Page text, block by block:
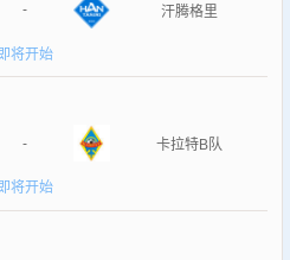
- 汗腾格里
即将开始
- 卡拉特B队
将开始